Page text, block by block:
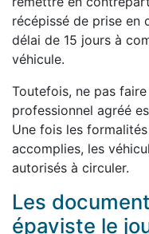
récépissé de prise en
délai de 15 jours à
véhicule.
Toutefois, ne pas
professionnel agréé
Une fois les
accomplies, les
autorisés à circuler.
Les
épaviste le